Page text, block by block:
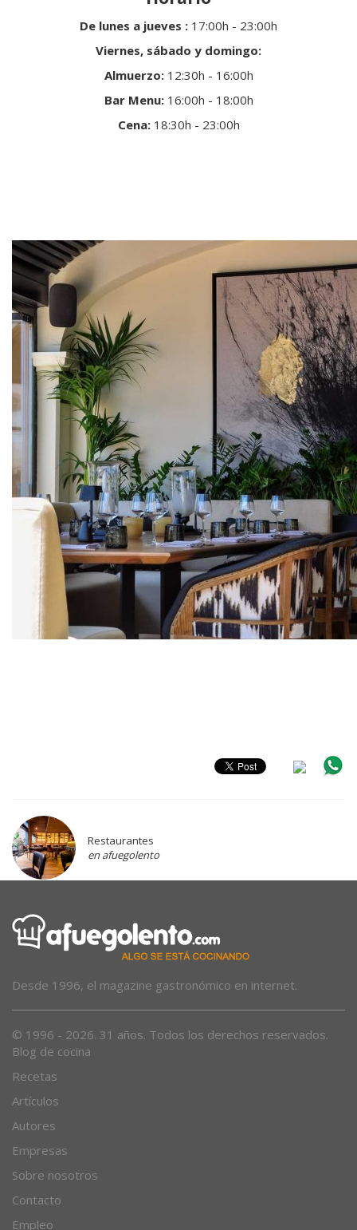
De lunes a jueves : 17:00h - 23:00h
Viernes, sábado y domingo:
Almuerzo:12:30h - 16:00h
Bar Menu:16:00h - 18:00h
Cena:18:30h - 23:00h
Restaurantes
en afuegolento
Desde 1996, el magazine gastronómico en internet.
© 1996 - 2026. 31 años. Todos los derechos reservados.
Blog de cocina
Recetas
Artículos
Autores
Empresas
Sobre nosotros
Contacto
Empleo